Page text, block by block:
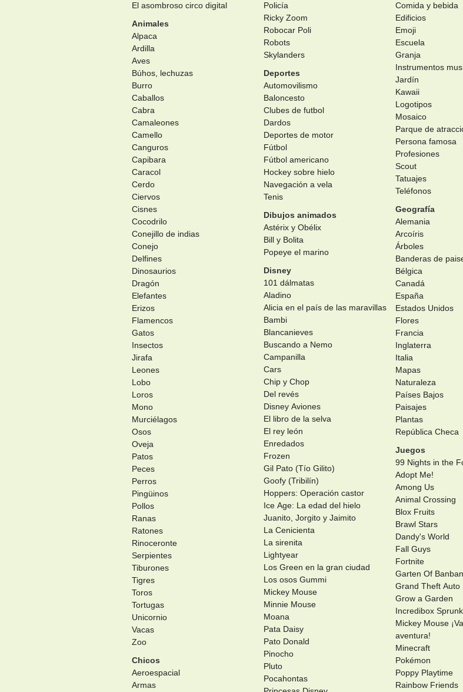
El asombroso circo digital
Animales
Alpaca
Ardilla
Aves
Búhos, lechuzas
Burro
Caballos
Cabra
Camaleones
Camello
Canguros
Capibara
Caracol
Cerdo
Ciervos
Cisnes
Cocodrilo
Conejillo de indias
Conejo
Delfines
Dinosaurios
Dragón
Elefantes
Erizos
Flamencos
Gatos
Insectos
Jirafa
Leones
Lobo
Loros
Mono
Murciélagos
Osos
Oveja
Patos
Peces
Perros
Pingüinos
Pollos
Ranas
Ratones
Rinoceronte
Serpientes
Tiburones
Tigres
Toros
Tortugas
Unicornio
Vacas
Zoo
Chicos
Aeroespacial
Armas
Policía
Ricky Zoom
Robocar Poli
Robots
Skylanders
Deportes
Automovilismo
Baloncesto
Clubes de futbol
Dardos
Deportes de motor
Fútbol
Fútbol americano
Hockey sobre hielo
Navegación a vela
Tenis
Dibujos animados
Astérix y Obélix
Bill y Bolita
Popeye el marino
Disney
101 dálmatas
Aladino
Alicia en el país de las maravillas
Bambi
Blancanieves
Buscando a Nemo
Campanilla
Cars
Chip y Chop
Del revés
Disney Aviones
El libro de la selva
El rey león
Enredados
Frozen
Gil Pato (Tío Gilito)
Goofy (Tribilín)
Hoppers: Operación castor
Ice Age: La edad del hielo
Juanito, Jorgito y Jaimito
La Cenicienta
La sirenita
Lightyear
Los Green en la gran ciudad
Los osos Gummi
Mickey Mouse
Minnie Mouse
Moana
Pata Daisy
Pato Donald
Pinocho
Pluto
Pocahontas
Comida y bebida
Edificios
Emoji
Escuela
Granja
Instrumentos
Jardín
Kawaii
Logotipos
Mosaico
Parque de
Persona famosa
Profesiones
Scout
Tatuajes
Teléfonos
Geografía
Alemania
Arcoíris
Árboles
Banderas de
Bélgica
Canadá
España
Estados Unidos
Flores
Francia
Inglaterra
Italia
Mapas
Naturaleza
Países Bajos
Paisajes
Plantas
República Checa
Juegos
99 Nights in the
Adopt Me!
Among Us
Animal Crossing
Blox Fruits
Brawl Stars
Dandy's World
Fall Guys
Fortnite
Garten Of Banban
Grand Theft Auto
Grow a Garden
Incredibox
Mickey Mouse
aventura!
Minecraft
Pokémon
Poppy Playtime
Rainbow Friends